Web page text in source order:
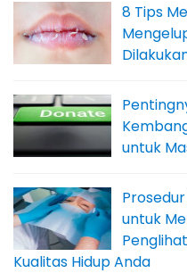
8 Tips
untuk
untuk
Kualitas Hidup Anda